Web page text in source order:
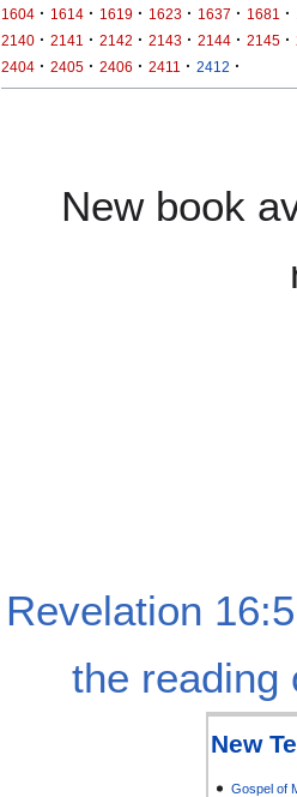
1604 · 1614 · 1619 · 1623 · 1637 · 1681 ·
2140 · 2141 · 2142 · 2143 · 2144 · 2145 ·
2404 · 2405 · 2406 · 2411 · 2412 ·
New book
Revelation
the reading
New
Gospel of